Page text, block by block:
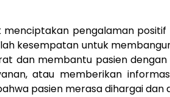
pengalaman positif
kesempatan untuk
dan membantu pasien
atau memberikan
pasien merasa dihargai dan